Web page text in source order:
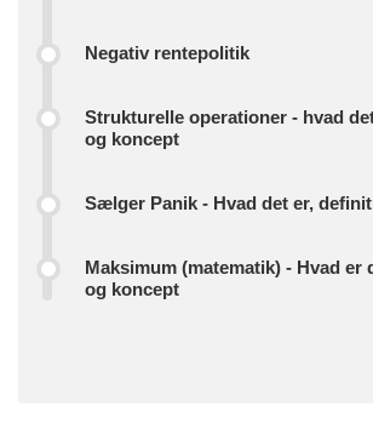
Negativ rentepolitik
Strukturelle operationer - hvad
og koncept
Sælger Panik - Hvad det er,
Maksimum (matematik) - Hvad er
og koncept